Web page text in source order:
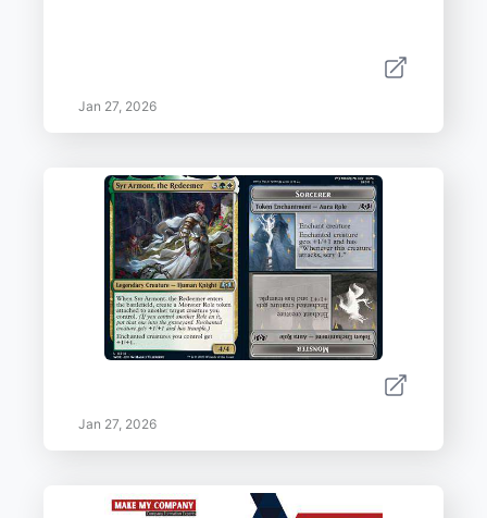
Jan 27, 2026
Jan 27, 2026